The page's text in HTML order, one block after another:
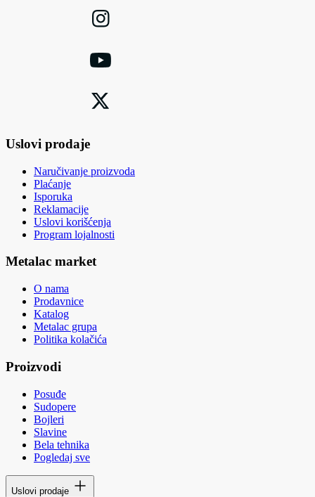
Uslovi prodaje
Naručivanje proizvoda
Plaćanje
Isporuka
Reklamacije
Uslovi korišćenja
Program lojalnosti
Metalac market
O nama
Prodavnice
Katalog
Metalac grupa
Politika kolačića
Proizvodi
Posuđe
Sudopere
Bojleri
Slavine
Bela tehnika
Pogledaj sve
Uslovi prodaje